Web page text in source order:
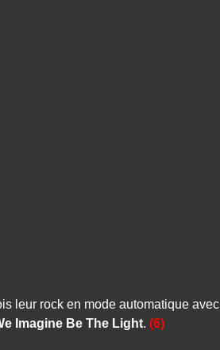
leur rock en mode automatique avec
Imagine Be The Light. (6)